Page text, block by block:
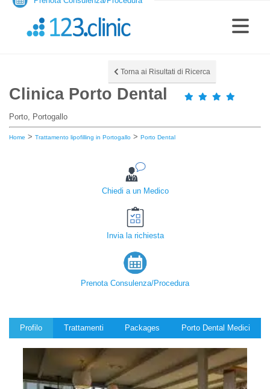
Torna ai Risultati di Ricerca
Clinica Porto Dental
Porto, Portogallo
Home > Trattamento lipofilling in Portogallo > Porto Dental
Chiedi a un Medico
Invia la richiesta
Prenota Consulenza/Procedura
Profilo Trattamenti Packages Porto Dental Medici